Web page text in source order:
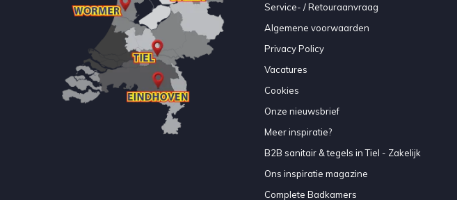
Service- / Retouraanvraag
Algemene voorwaarden
Privacy Policy
Vacatures
Cookies
Onze nieuwsbrief
Meer inspiratie?
B2B sanitair & tegels in Tiel - Zakelijk
Ons inspiratie magazine
Complete Badkamers